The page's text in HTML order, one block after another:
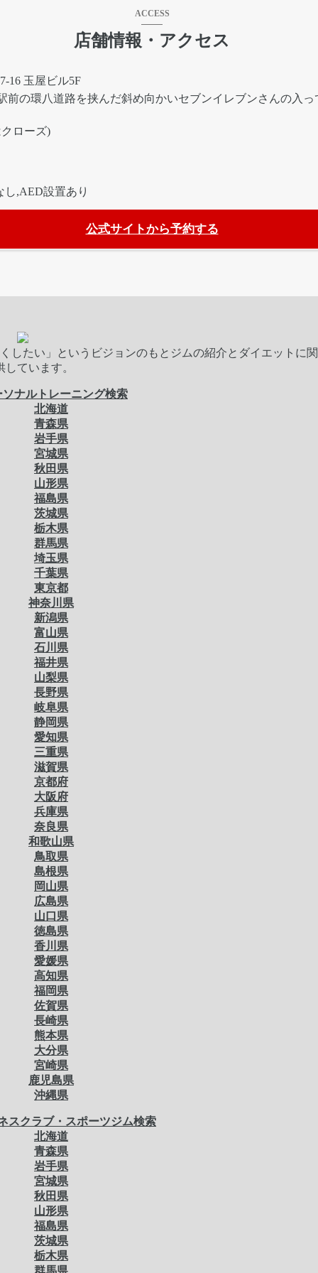
店舗情報・アクセス
ACCESS
16 玉屋ビル5F
前の環八道路を挟んだ斜め向かいセブンイレブンさんの入
クローズ)
,AED設置あり
公式サイトから予約する
したい」というビジョンのもとジムの紹介とダイエットに
しています。
ナルトレーニング検索
北海道
青森県
岩手県
宮城県
秋田県
山形県
福島県
茨城県
栃木県
群馬県
埼玉県
千葉県
東京都
神奈川県
新潟県
富山県
石川県
福井県
山梨県
長野県
岐阜県
静岡県
愛知県
三重県
滋賀県
京都府
大阪府
兵庫県
奈良県
和歌山県
鳥取県
島根県
岡山県
広島県
山口県
徳島県
香川県
愛媛県
高知県
福岡県
佐賀県
長崎県
熊本県
大分県
宮崎県
鹿児島県
沖縄県
スクラブ・スポーツジム検索
北海道
青森県
岩手県
宮城県
秋田県
山形県
福島県
茨城県
栃木県